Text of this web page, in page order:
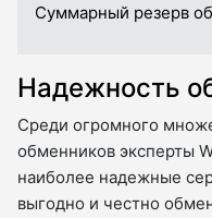
Суммарный резерв
Надежность
Среди огромного
обменников эксперты
наиболее надежные
выгодно и честно